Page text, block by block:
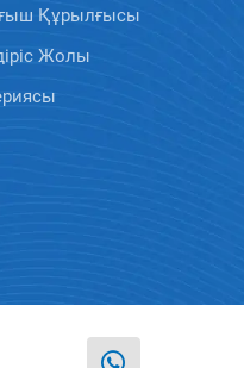
Құрылғысы
Жолы